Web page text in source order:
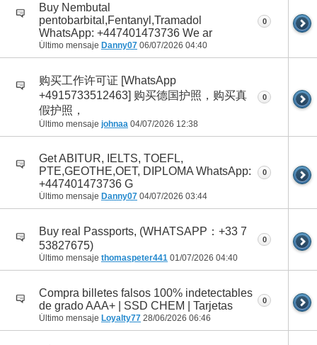
Buy Nembutal
pentobarbital,Fentanyl,Tramadol
WhatsApp: +447401473736 We ar
Último mensaje Danny07 06/07/2026 04:40
0
购买工作许可证 [WhatsApp
+4915733512463] 购买德国护照，购买真
假护照，
Último mensaje johnaa 04/07/2026 12:38
0
Get ABITUR, IELTS, TOEFL,
PTE,GEOTHE,OET, DIPLOMA WhatsApp:
+447401473736 G
Último mensaje Danny07 04/07/2026 03:44
0
Buy real Passports, (WHATSAPP：+33 7
53827675)
Último mensaje thomaspeter441 01/07/2026 04:40
0
Compra billetes falsos 100% indetectables
de grado AAA+ | SSD CHEM | Tarjetas
Último mensaje Loyalty77 28/06/2026 06:46
0